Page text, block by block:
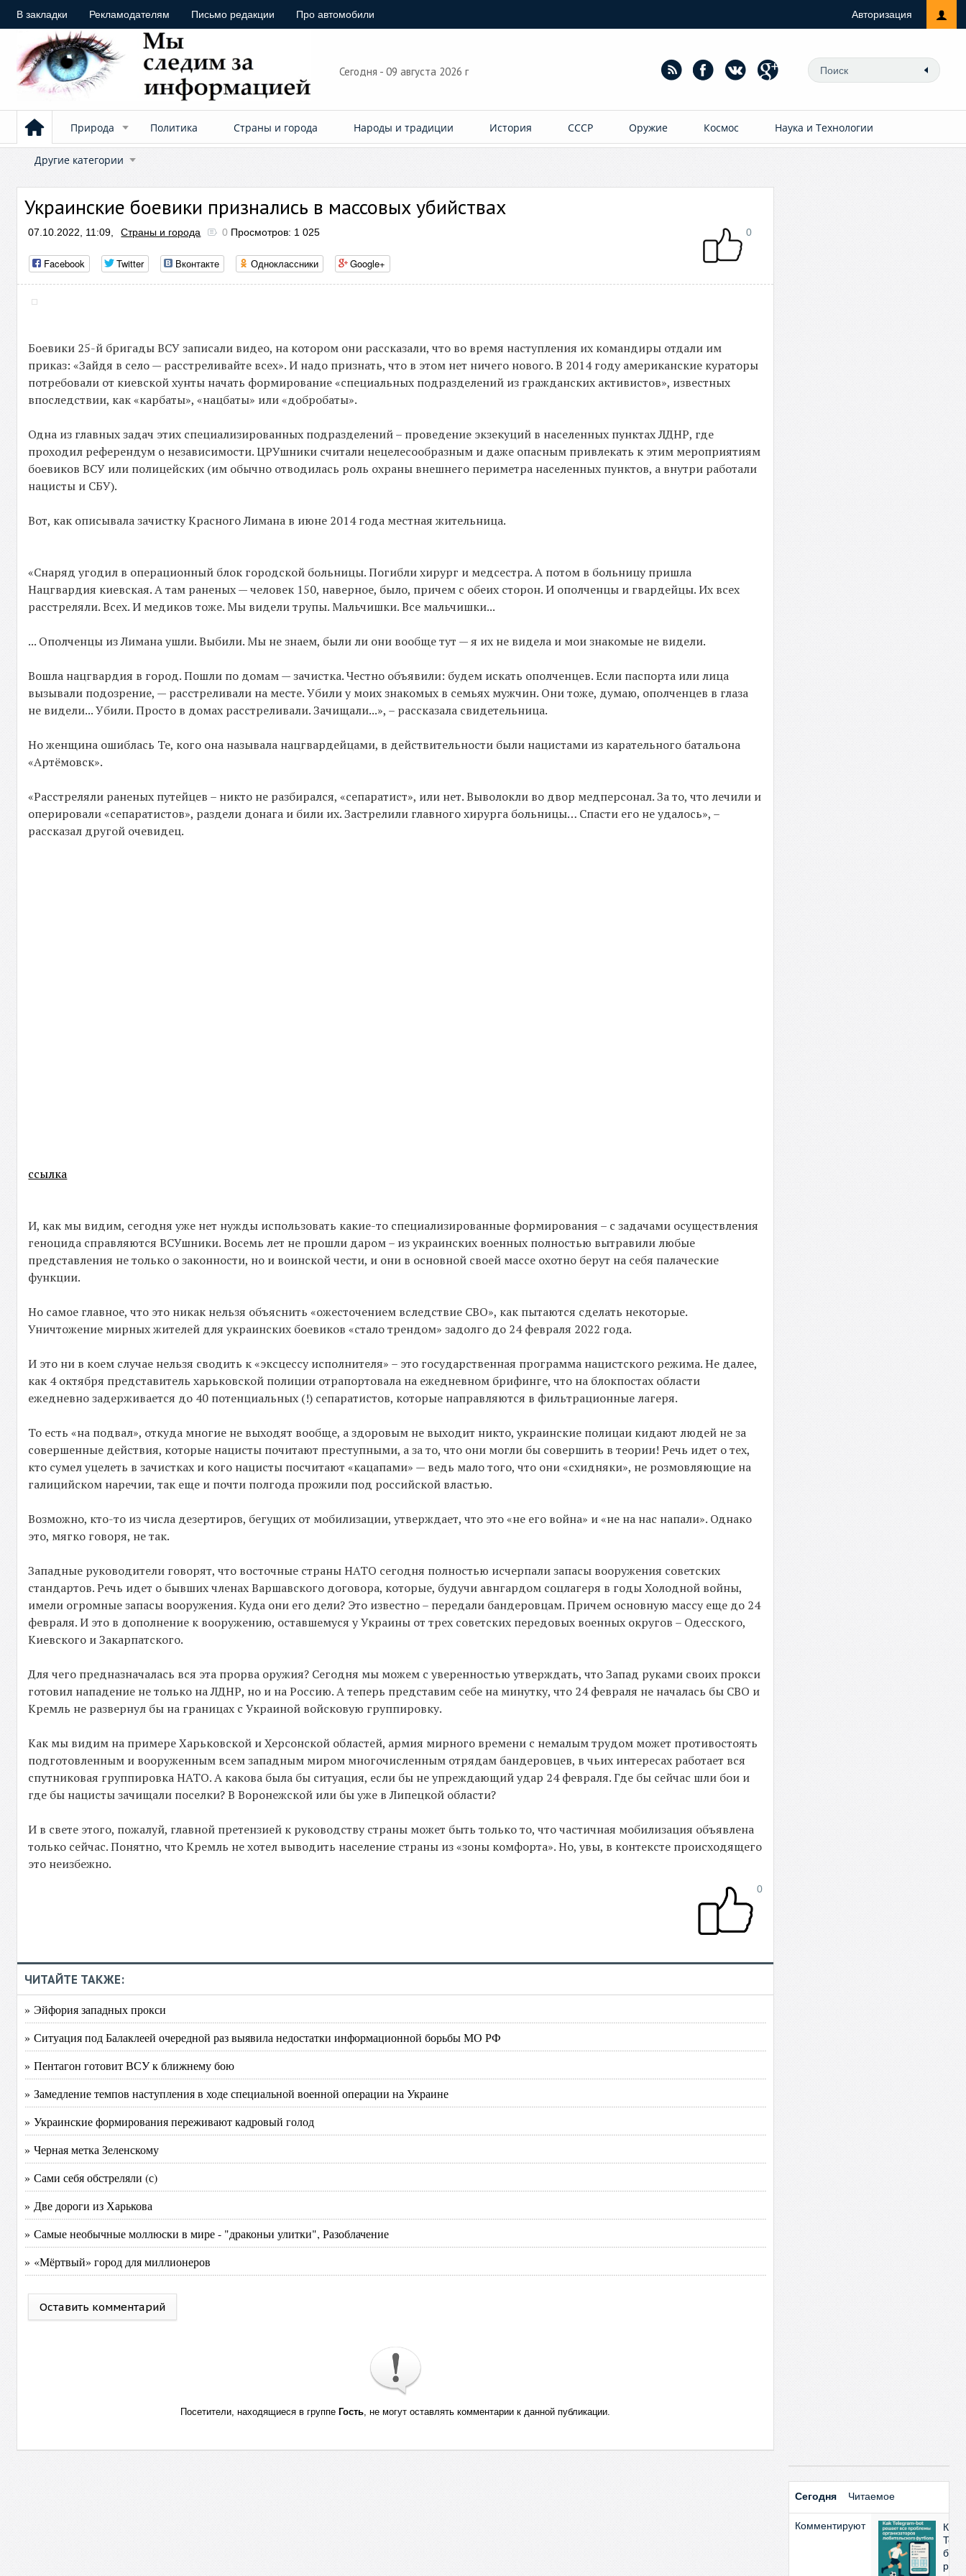
В закладки Рекламодателям Письмо редакции Про автомобили Авторизация
Сегодня - 09 августа 2026 г
Природа Политика Страны и города Народы и традиции История СССР Оружие Космос Наука и Технологии
Другие категории
Украинские боевики признались в массовых убийствах
07.10.2022, 11:09, Страны и города 0 Просмотров: 1 025 0
Facebook Twitter Вконтакте Одноклассники Google+
Боевики 25-й бригады ВСУ записали видео, на котором они рассказали, что во время наступления их командиры отдали им
приказ: «Зайдя в село — расстреливайте всех». И надо признать, что в этом нет ничего нового. В 2014 году американские кураторы
потребовали от киевской хунты начать формирование «специальных подразделений из гражданских активистов», известных
впоследствии, как «карбаты», «нацбаты» или «добробаты».
Одна из главных задач этих специализированных подразделений – проведение экзекуций в населенных пунктах ЛДНР, где
проходил референдум о независимости. ЦРУшники считали нецелесообразным и даже опасным привлекать к этим мероприятиям
боевиков ВСУ или полицейских (им обычно отводилась роль охраны внешнего периметра населенных пунктов, а внутри работали
нацисты и СБУ).
Вот, как описывала зачистку Красного Лимана в июне 2014 года местная жительница.
«Снаряд угодил в операционный блок городской больницы. Погибли хирург и медсестра. А потом в больницу пришла
Нацгвардия киевская. А там раненых — человек 150, наверное, было, причем с обеих сторон. И ополченцы и гвардейцы. Их всех
расстреляли. Всех. И медиков тоже. Мы видели трупы. Мальчишки. Все мальчишки...
... Ополченцы из Лимана ушли. Выбили. Мы не знаем, были ли они вообще тут — я их не видела и мои знакомые не видели.
Вошла нацгвардия в город. Пошли по домам — зачистка. Честно объявили: будем искать ополченцев. Если паспорта или лица
вызывали подозрение, — расстреливали на месте. Убили у моих знакомых в семьях мужчин. Они тоже, думаю, ополченцев в глаза
не видели... Убили. Просто в домах расстреливали. Зачищали...», – рассказала свидетельница.
Но женщина ошиблась Те, кого она называла нацгвардейцами, в действительности были нацистами из карательного батальона
«Артёмовск».
«Расстреляли раненых путейцев – никто не разбирался, «сепаратист», или нет. Выволокли во двор медперсонал. За то, что лечили и
оперировали «сепаратистов», раздели донага и били их. Застрелили главного хирурга больницы… Спасти его не удалось», –
рассказал другой очевидец.
ссылка
И, как мы видим, сегодня уже нет нужды использовать какие-то специализированные формирования – с задачами осуществления
геноцида справляются ВСУшники. Восемь лет не прошли даром – из украинских военных полностью вытравили любые
представления не только о законности, но и воинской чести, и они в основной своей массе охотно берут на себя палаческие
функции.
Но самое главное, что это никак нельзя объяснить «ожесточением вследствие СВО», как пытаются сделать некоторые.
Уничтожение мирных жителей для украинских боевиков «стало трендом» задолго до 24 февраля 2022 года.
И это ни в коем случае нельзя сводить к «эксцессу исполнителя» – это государственная программа нацистского режима. Не далее,
как 4 октября представитель харьковской полиции отрапортовала на ежедневном брифинге, что на блокпостах области
ежедневно задерживается до 40 потенциальных (!) сепаратистов, которые направляются в фильтрационные лагеря.
То есть «на подвал», откуда многие не выходят вообще, а здоровым не выходит никто, украинские полицаи кидают людей не за
совершенные действия, которые нацисты почитают преступными, а за то, что они могли бы совершить в теории! Речь идет о тех,
кто сумел уцелеть в зачистках и кого нацисты посчитают «кацапами» — ведь мало того, что они «схидняки», не розмовляющие на
галицийском наречии, так еще и почти полгода прожили под российской властью.
Возможно, кто-то из числа дезертиров, бегущих от мобилизации, утверждает, что это «не его война» и «не на нас напали». Однако
это, мягко говоря, не так.
Западные руководители говорят, что восточные страны НАТО сегодня полностью исчерпали запасы вооружения советских
стандартов. Речь идет о бывших членах Варшавского договора, которые, будучи авнгардом соцлагеря в годы Холодной войны,
имели огромные запасы вооружения. Куда они его дели? Это известно – передали бандеровцам. Причем основную массу еще до 24
февраля. И это в дополнение к вооружению, оставшемуся у Украины от трех советских передовых военных округов – Одесского,
Киевского и Закарпатского.
Для чего предназначалась вся эта прорва оружия? Сегодня мы можем с уверенностью утверждать, что Запад руками своих прокси
готовил нападение не только на ЛДНР, но и на Россию. А теперь представим себе на минутку, что 24 февраля не началась бы СВО и
Кремль не развернул бы на границах с Украиной войсковую группировку.
Как мы видим на примере Харьковской и Херсонской областей, армия мирного времени с немалым трудом может противостоять
подготовленным и вооруженным всем западным миром многочисленным отрядам бандеровцев, в чьих интересах работает вся
спутниковая группировка НАТО. А какова была бы ситуация, если бы не упреждающий удар 24 февраля. Где бы сейчас шли бои и
где бы нацисты зачищали поселки? В Воронежской или бы уже в Липецкой области?
И в свете этого, пожалуй, главной претензией к руководству страны может быть только то, что частичная мобилизация объявлена
только сейчас. Понятно, что Кремль не хотел выводить население страны из «зоны комфорта». Но, увы, в контексте происходящего
это неизбежно.
0
ЧИТАЙТЕ ТАКЖЕ:
» Эйфория западных прокси
» Ситуация под Балаклеей очередной раз выявила недостатки информационной борьбы МО РФ
» Пентагон готовит ВСУ к ближнему бою
» Замедление темпов наступления в ходе специальной военной операции на Украине
» Украинские формирования переживают кадровый голод
» Черная метка Зеленскому
» Сами себя обстреляли (с)
» Две дороги из Харькова
» Самые необычные моллюски в мире - "драконьи улитки", Разоблачение
» «Мёртвый» город для миллионеров
Оставить комментарий
Посетители, находящиеся в группе Гость, не могут оставлять комментарии к данной публикации.
Сегодня Читаемое
Комментируют
Как
бот